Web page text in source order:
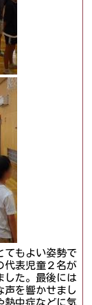
てもよい姿勢で
代表児童２名が
した。最後には
声を響かせまし
熱中症などに気